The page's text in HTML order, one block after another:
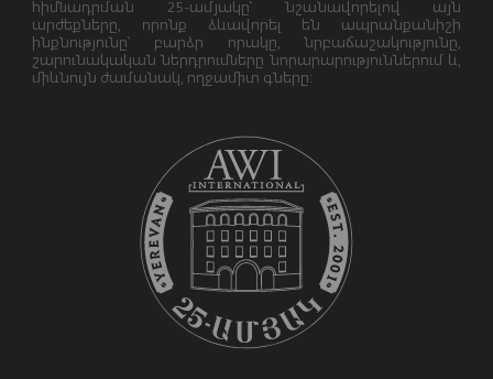
հիմնադրման 25-ամյակը՝ նշանավորելով այն
արժեքները, որոնք ձևավորել են ապրանքանիշի
ինքնությունը՝ բարձր որակը, նրբաճաշակությունը,
շարունակական ներդրումները նորարարություններում և,
միևնույն ժամանակ, ողջամիտ գները: